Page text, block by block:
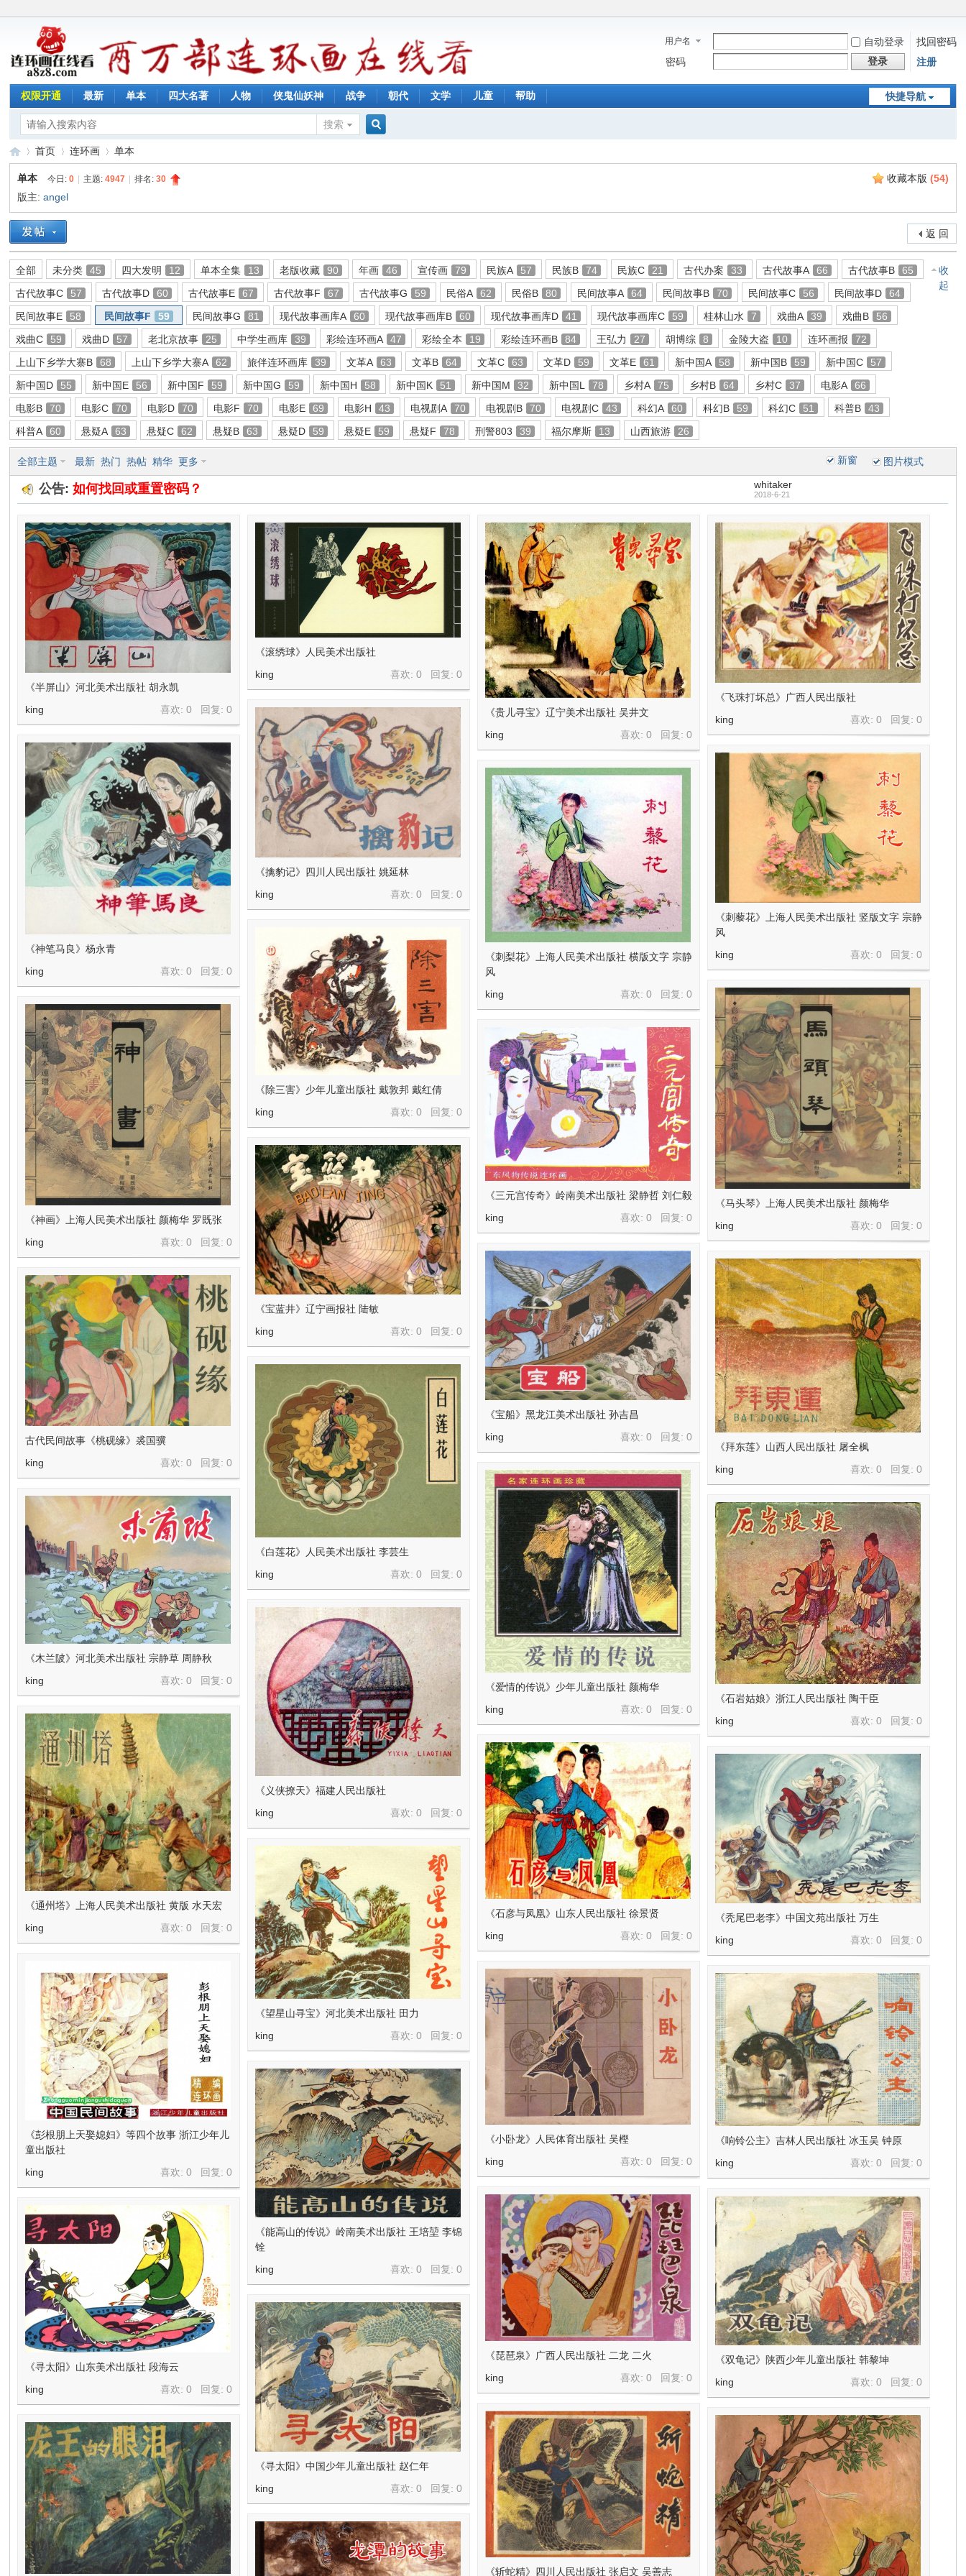
用户名 自动登录
找回密码
密码
登录 注册
快捷导航
权限开通 最新 单本 四大名著 人物 侠鬼仙妖神 战争 朝代 文学 儿童 帮助
搜索
连»
首页
›
连环画
›
单本
收藏本版 (54)
单本 今日:0 主题:4947 排名:30
版主:angel
返 回
收
起
全部 未分类 45 四大发明 12 单本全集 13 老版收藏 90 年画 46 宣传画 79 民族A 57 民族B 74 民族C 21 古代办案 33 古代故事A 66 古代故事B
65
古代故事C
57 古代故事D 60 古代故事E 67 古代故事F 67 古代故事G 59 民俗A 62 民俗B 80 民间故事A 64 民间故事B 70 民间故事C 56 民间故事D
64
民间故事E
58 民间故事F 59 民间故事G 81 现代故事画库A 60 现代故事画库B 60 现代故事画库D 41 现代故事画库C 59 桂林山水 7 戏曲A 39 戏曲B
56
戏曲C
59 戏曲D 57 老北京故事 25 中学生画库 39 彩绘连环画A 47 彩绘全本 19 彩绘连环画B 84 王弘力 27 胡博综 8 金陵大盗 10 连环画报
72
上山下乡学大寨B
68 上山下乡学大寨A 62 旅伴连环画库 39 文革A 63 文革B 64 文革C 63 文革D 59 文革E 61 新中国A 58 新中国B 59 新中国C
57
新中国D
55 新中国E 56 新中国F 59 新中国G 59 新中国H 58 新中国K 51 新中国M 32 新中国L 78 乡村A 75 乡村B 64 乡村C 37 电影A
66
电影B
70 电影C 70 电影D 70 电影F 70 电影E 69 电影H 43 电视剧A 70 电视剧B 70 电视剧C 43 科幻A 60 科幻B 59 科幻C 51 科普B
43
科普A
60 悬疑A 63 悬疑C 62 悬疑B 63 悬疑D 59 悬疑E 59 悬疑F 78 刑警803 39 福尔摩斯 13 山西旅游 26
新窗
全部主题 最新 热门 热帖 精华 更多 图片模式
公告:如何找回或重置密码？ whitaker
2018-6-21
《半屏山》河北美术出版社 胡永凯
喜欢: 0 回复:0
king
《滚绣球》人民美术出版社
喜欢: 0 回复:0
king
《贵儿寻宝》辽宁美术出版社 吴井文
喜欢: 0 回复:0
king
《飞珠打坏总》广西人民出版社
喜欢: 0 回复:0
king
《擒豹记》四川人民出版社 姚延林
喜欢: 0 回复:0
king
《神笔马良》杨永青
喜欢: 0 回复:0
king
《刺藜花》上海人民美术出版社 竖版文字 宗静
风
喜欢: 0 回复:0
king
《刺梨花》上海人民美术出版社 横版文字 宗静
风
喜欢: 0 回复:0
king
《除三害》少年儿童出版社 戴敦邦 戴红倩
喜欢: 0 回复:0
king
《马头琴》上海人民美术出版社 颜梅华
喜欢: 0 回复:0
king
《神画》上海人民美术出版社 颜梅华 罗既张
喜欢: 0 回复:0
king
《三元宫传奇》岭南美术出版社 梁静哲 刘仁毅
喜欢: 0 回复:0
king
《宝蓝井》辽宁画报社 陆敏
喜欢: 0 回复:0
king
《宝船》黑龙江美术出版社 孙吉昌
喜欢: 0 回复:0
king
《拜东莲》山西人民出版社 屠全枫
喜欢: 0 回复:0
king
古代民间故事《桃砚缘》裘国骥
喜欢: 0 回复:0
king
《白莲花》人民美术出版社 李芸生
喜欢: 0 回复:0
king
《爱情的传说》少年儿童出版社 颜梅华
喜欢: 0 回复:0
king
《木兰陂》河北美术出版社 宗静草 周静秋
喜欢: 0 回复:0
king
《石岩姑娘》浙江人民出版社 陶干臣
喜欢: 0 回复:0
king
《义侠撩天》福建人民出版社
喜欢: 0 回复:0
king
《通州塔》上海人民美术出版社 黄版 水天宏
喜欢: 0 回复:0
king
《石彦与凤凰》山东人民出版社 徐景贤
喜欢: 0 回复:0
king
《秃尾巴老李》中国文苑出版社 万生
喜欢: 0 回复:0
king
《望星山寻宝》河北美术出版社 田力
喜欢: 0 回复:0
king
《彭根朋上天娶媳妇》等四个故事 浙江少年儿
童出版社
喜欢: 0 回复:0
king
《小卧龙》人民体育出版社 吴樫
喜欢: 0 回复:0
king
《响铃公主》吉林人民出版社 冰玉吴 钟原
喜欢: 0 回复:0
king
《能高山的传说》岭南美术出版社 王培堃 李锦
铨
喜欢: 0 回复:0
king
《琵琶泉》广西人民出版社 二龙 二火
喜欢: 0 回复:0
king
《双龟记》陕西少年儿童出版社 韩黎坤
喜欢: 0 回复:0
king
《寻太阳》山东美术出版社 段海云
喜欢: 0 回复:0
king
《寻太阳》中国少年儿童出版社 赵仁年
喜欢: 0 回复:0
king
《斩蛇精》四川人民出版社 张启文 吴善志